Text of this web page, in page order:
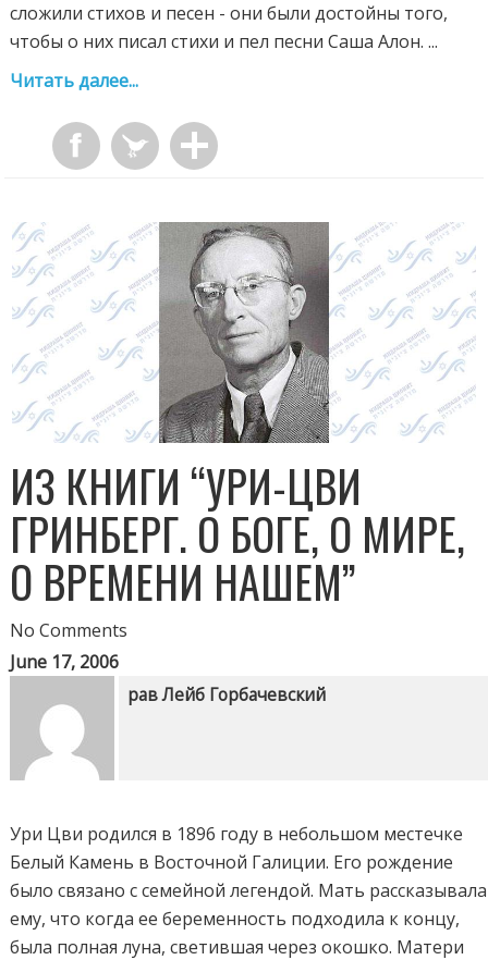
сложили стихов и песен - они были достойны того,
чтобы о них писал стихи и пел песни Саша Алон. ...
Читать далее...
ИЗ КНИГИ “УРИ-ЦВИ
ГРИНБЕРГ. О БОГЕ, О МИРЕ,
О ВРЕМЕНИ НАШЕМ”
No Comments
June 17, 2006
рав Лейб Горбачевский
Ури Цви родился в 1896 году в небольшом местечке
Белый Камень в Восточной Галиции. Его рождение
было связано с семейной легендой. Мать рассказывала
ему, что когда ее беременность подходила к концу,
была полная луна, светившая через окошко. Матери